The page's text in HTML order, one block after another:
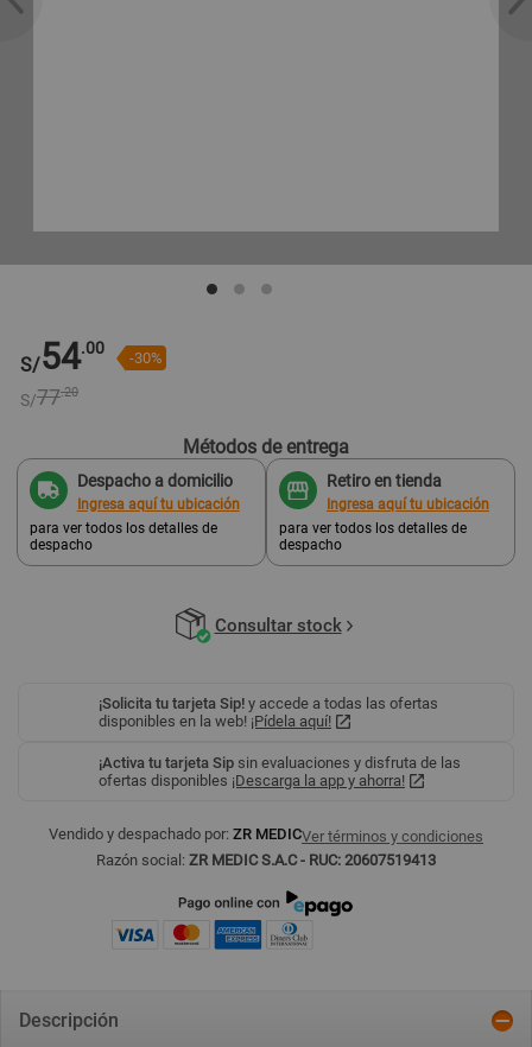
S/54.00 -30%
S/77.20
Métodos de entrega
Despacho a domicilio
Ingresa aquí tu ubicación
para ver todos los detalles de
despacho
Retiro en tienda
Ingresa aquí tu ubicación
para ver todos los detalles de
despacho
Consultar stock
¡Solicita tu tarjeta Sip! y accede a todas las ofertas
disponibles en la web! ¡Pídela aquí!
¡Activa tu tarjeta Sip sin evaluaciones y disfruta de las
ofertas disponibles ¡Descarga la app y ahorra!
Vendido y despachado por: ZR MEDICVer términos y condiciones
Razón social: ZR MEDIC S.A.C - RUC: 20607519413
Descripción